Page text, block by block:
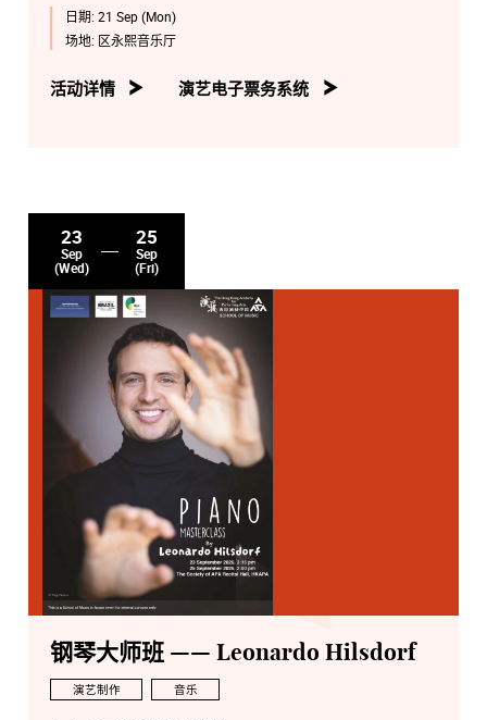
日期: 21 Sep (Mon)
场地: 区永熙音乐厅
活动详情 演艺电子票务系统
23
Sep
(Wed)
25
Sep
(Fri)
钢琴大师班 —— Leonardo Hilsdorf
演艺制作 音乐